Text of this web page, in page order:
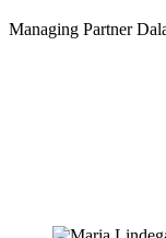
Managing Partner